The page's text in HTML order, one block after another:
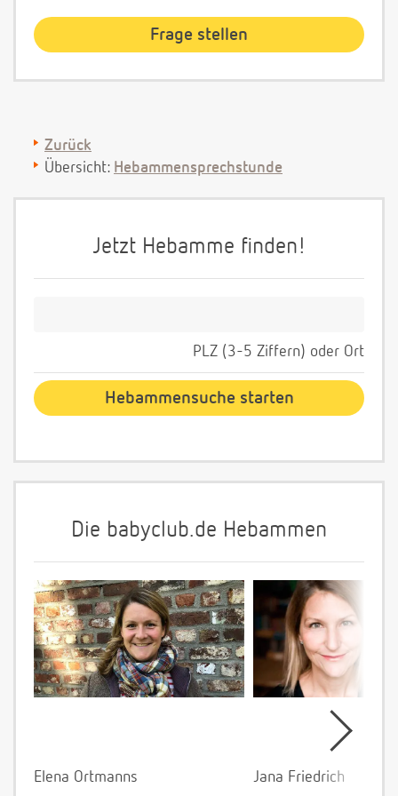
Zurück
Übersicht: Hebammensprechstunde
Jetzt Hebamme finden!
PLZ (3-5 Ziffern) oder Ort
Die babyclub.de Hebammen
Elena Ortmanns
Jana Friedrich